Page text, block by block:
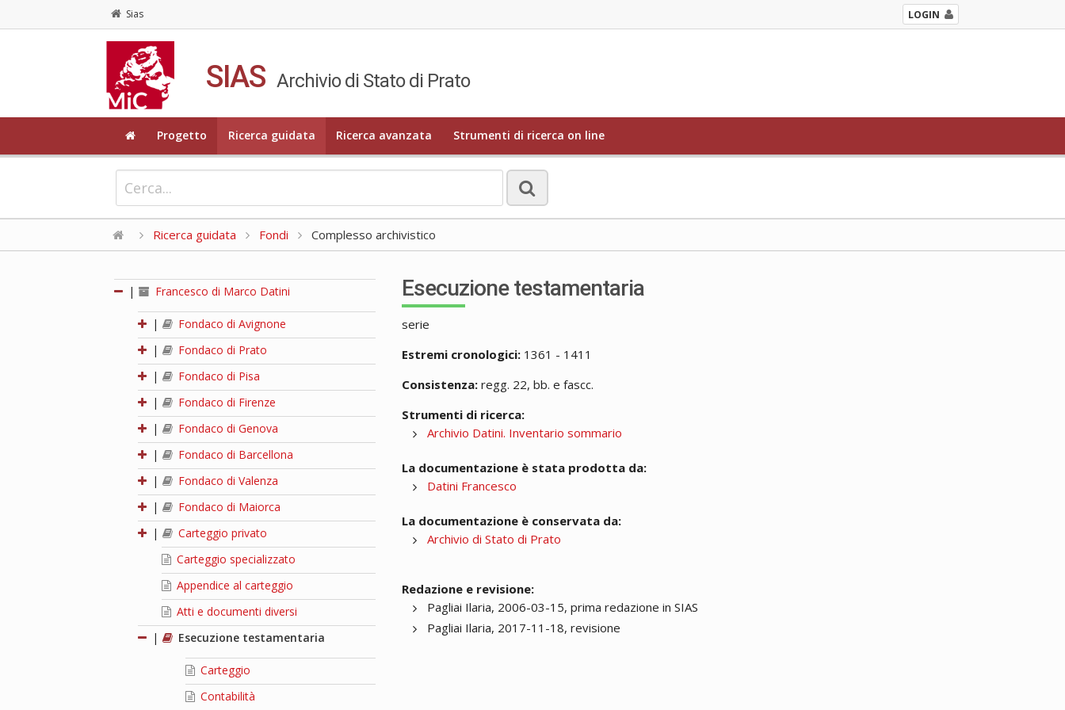
Sias LOGIN
SIAS Archivio di Stato di Prato
Progetto Ricerca guidata Ricerca avanzata Strumenti di ricerca on line
Ricerca guidata Fondi Complesso archivistico
| Francesco di Marco Datini
|
Fondaco di Avignone
|
Fondaco di Prato
|
Fondaco di Pisa
|
Fondaco di Firenze
|
Fondaco di Genova
|
Fondaco di Barcellona
|
Fondaco di Valenza
|
Fondaco di Maiorca
|
Carteggio privato
Carteggio specializzato
Appendice al carteggio
Atti e documenti diversi
|
Esecuzione testamentaria
Carteggio
Contabilità
Esecuzione testamentaria
serie
Estremi cronologici: 1361 - 1411
Consistenza: regg. 22, bb. e fascc.
Strumenti di ricerca:
Archivio Datini. Inventario sommario
La documentazione è stata prodotta da:
Datini Francesco
La documentazione è conservata da:
Archivio di Stato di Prato
Redazione e revisione:
Pagliai Ilaria, 2006-03-15, prima redazione in SIAS
Pagliai Ilaria, 2017-11-18, revisione